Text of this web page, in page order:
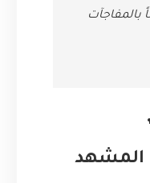
بالمفاجآت